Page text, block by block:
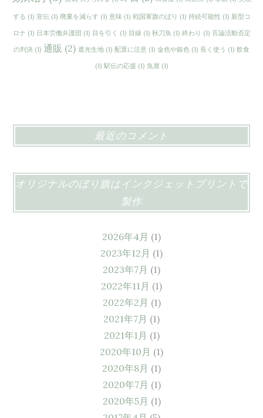
する (1) 宣伝(1) 廃棄を減らす (1) 意味 (1) 戦国軍旗のぼり (1) 持続可能性 (1) 新型コ
ロナ (1) 日本労働弁護団 (1) 目を引く (1) 目線 (1) 秋刀魚 (1) 終わり (1) 言論活動否定
の判決 (1) 通販 (2) 遮光生地 (1) 配置に注意 (1) 金色や銀色 (1) 長く使う (1) 飲食
(1) 駅伝の応援 (1) 魚屋 (1)
最近のコメント
オリジナルのぼり旗はインクジェットプリントで
製作
2026年4月 (1)
2023年12月 (1)
2023年7月 (1)
2022年11月 (1)
2022年2月 (1)
2021年7月 (1)
2021年1月 (1)
2020年10月 (1)
2020年8月 (1)
2020年7月 (1)
2020年5月 (1)